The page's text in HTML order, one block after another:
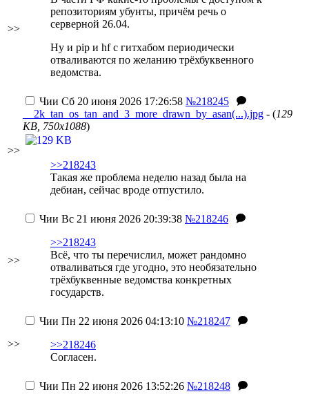
>>
репозиториям убунты, причём речь о
серверной 26.04.
Ну и pip и hf с гитхабом периодически
отваливаются по желанию трёхбуквенного
ведомства.
>>
Чии Сб 20 июня 2026 17:26:58 №218245
__2k_tan_os_tan_and_3_more_drawn_by_asan(...).jpg - (129
KB, 750x1088)
>>218243
Такая же проблема неделю назад была на
дебиан, сейчас вроде отпустило.
>>
Чии Вс 21 июня 2026 20:39:38 №218246
>>218243
Всё, что ты перечислил, может рандомно
отваливаться где угодно, это необязательно
трёхбуквенные ведомства конкретных
государств.
>>
Чии Пн 22 июня 2026 04:13:10 №218247
>>218246
Согласен.
Чии Пн 22 июня 2026 13:52:26 №218248